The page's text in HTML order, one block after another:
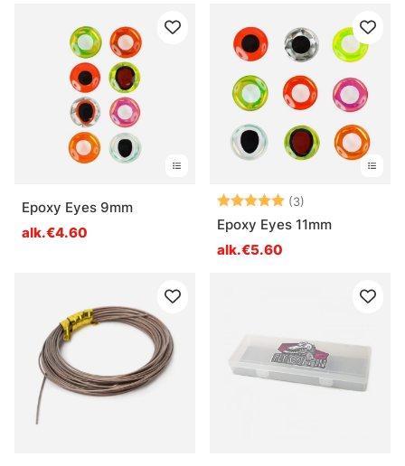
Epoxy Eyes 9mm
alk.€4.60
Arvio: (3)
Epoxy Eyes 11mm
alk.€5.60